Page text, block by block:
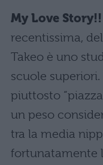
My Love Story!!
recentissima,
Takeo è uno
scuole
piuttosto
un peso
tra la media
fortunatamente